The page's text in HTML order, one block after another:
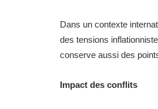
Dans un contexte
des tensions
conserve aussi des
Impact des conflits